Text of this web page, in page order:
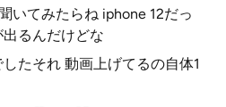
いてみたらね iphone 12だっ
るんだけどな
たそれ 動画上げてるの自体1